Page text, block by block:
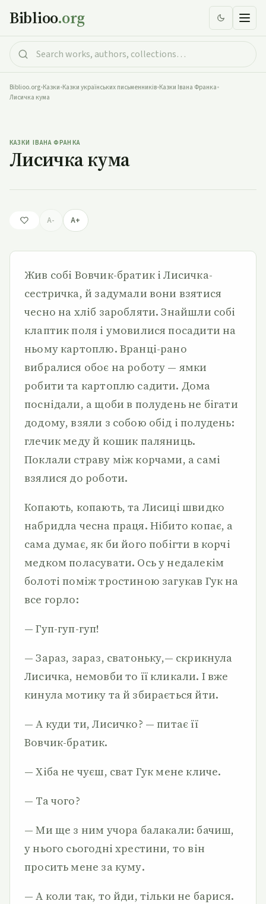
Biblioo.org
Biblioo.org•Казки•Казки українських письменників•Казки Івана Франка•
Лисичка кума
КАЗКИ ІВАНА ФРАНКА
Лисичка кума
A- A+
Жив собі Вовчик-братик і Лисичка-
сестричка, й задумали вони взятися
чесно на хліб заробляти. Знайшли собі
клаптик поля і умовилися посадити на
ньому картоплю. Вранці-рано
вибралися обоє на роботу — ямки
робити та картоплю садити. Дома
поснідали, а щоби в полудень не бігати
додому, взяли з собою обід і полудень:
глечик меду й кошик паляниць.
Поклали страву між корчами, а самі
взялися до роботи.
Копають, копають, та Лисиці швидко
набридла чесна праця. Нібито копає, а
сама думає, як би його побігти в корчі
медком поласувати. Ось у недалекім
болоті поміж тростиною загукав Гук на
все горло:
— Гуп-гуп-гуп!
— Зараз, зараз, сватоньку,— скрикнула
Лисичка, немовби то її кликали. І вже
кинула мотику та й збирається йти.
— А куди ти, Лисичко? — питає її
Вовчик-братик.
— Хіба не чуєш, сват Гук мене кличе.
— Та чого?
— Ми ще з ним учора балакали: бачиш,
у нього сьогодні хрестини, то він
просить мене за куму.
— А коли так, то йди, тільки не барися.